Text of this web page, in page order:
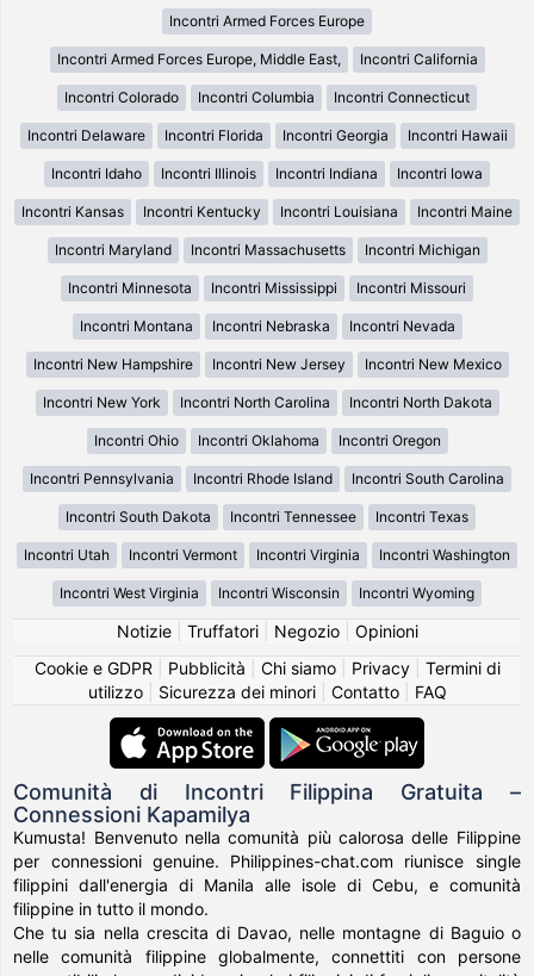
Incontri Armed Forces Europe
Incontri Armed Forces Europe, Middle East, Incontri California
Incontri Colorado Incontri Columbia Incontri Connecticut
Incontri Delaware Incontri Florida Incontri Georgia Incontri Hawaii
Incontri Idaho Incontri Illinois Incontri Indiana Incontri Iowa
Incontri Kansas Incontri Kentucky Incontri Louisiana Incontri Maine
Incontri Maryland Incontri Massachusetts Incontri Michigan
Incontri Minnesota Incontri Mississippi Incontri Missouri
Incontri Montana Incontri Nebraska Incontri Nevada
Incontri New Hampshire Incontri New Jersey Incontri New Mexico
Incontri New York Incontri North Carolina Incontri North Dakota
Incontri Ohio Incontri Oklahoma Incontri Oregon
Incontri Pennsylvania Incontri Rhode Island Incontri South Carolina
Incontri South Dakota Incontri Tennessee Incontri Texas
Incontri Utah Incontri Vermont Incontri Virginia Incontri Washington
Incontri West Virginia Incontri Wisconsin Incontri Wyoming
Notizie| Truffatori| Negozio| Opinioni
Cookie e GDPR
Pubblicità Chi siamo| Privacy| Termini di
utilizzo| Sicurezza dei minori| Contatto| FAQ
Comunità di Incontri Filippina Gratuita –
Connessioni Kapamilya
Kumusta! Benvenuto nella comunità più calorosa delle Filippine
per connessioni genuine. Philippines-chat.com riunisce single
filippini dall'energia di Manila alle isole di Cebu, e comunità
filippine in tutto il mondo.
Che tu sia nella crescita di Davao, nelle montagne di Baguio o
nelle comunità filippine globalmente, connettiti con persone